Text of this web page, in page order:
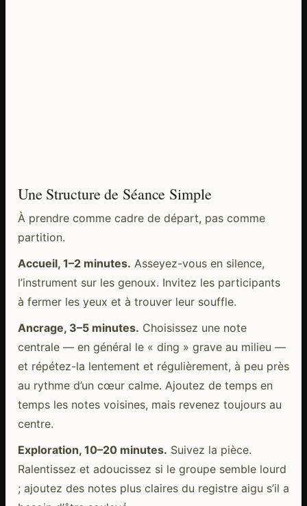
Une Structure de Séance Simple
À prendre comme cadre de départ, pas comme
partition.
Accueil, 1–2 minutes. Asseyez-vous en silence,
l’instrument sur les genoux. Invitez les participants
à fermer les yeux et à trouver leur souffle.
Ancrage, 3–5 minutes. Choisissez une note
centrale — en général le « ding » grave au milieu —
et répétez-la lentement et régulièrement, à peu près
au rythme d’un cœur calme. Ajoutez de temps en
temps les notes voisines, mais revenez toujours au
centre.
Exploration, 10–20 minutes. Suivez la pièce.
Ralentissez et adoucissez si le groupe semble lourd
; ajoutez des notes plus claires du registre aigu s’il a